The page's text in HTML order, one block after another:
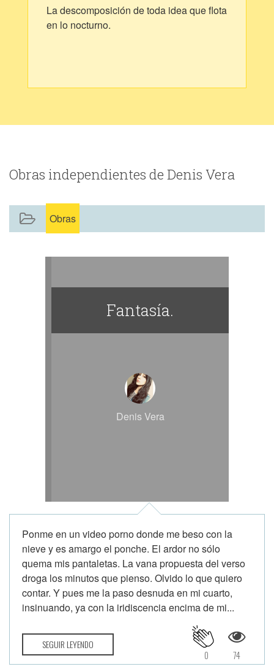
La descomposición de toda idea que flota
en lo nocturno.
Obras independientes de Denis Vera
Obras
Fantasía.
Denis Vera
Ponme en un video porno donde me beso con la
nieve y es amargo el ponche. El ardor no sólo
quema mis pantaletas. La vana propuesta del verso
droga los minutos que pienso. Olvido lo que quiero
contar. Y pues me la paso desnuda en mi cuarto,
insinuando, ya con la iridiscencia encima de mi...
SEGUIR LEYENDO
74
0